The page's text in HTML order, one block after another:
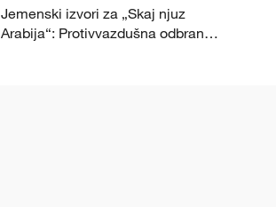
bezbednosti u regionu.
Jemenski izvori za „Skaj njuz
Arabija“: Protivvazdušna odbrana